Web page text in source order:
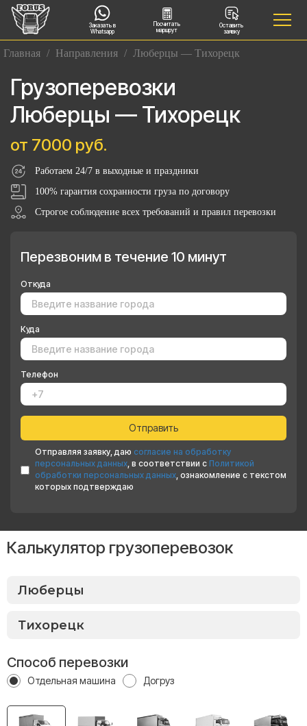
Заказать в
Whatsapp
Посчитать
маршрут
Оставить
заявку
Главная / Направления / Люберцы — Тихорецк
Грузоперевозки
Люберцы — Тихорецк
от 7000 руб.
Работаем 24/7 в выходные и праздники
100% гарантия сохранности груза по договору
Строгое соблюдение всех требований и правил перевозки
Перезвоним в течение 10 минут
Откуда
Куда
Телефон
Отправляя заявку, даю согласие на обработку
персональных данных, в соответствии с Политикой
обработки персональных данных, ознакомление с текстом
которых подтверждаю
Калькулятор грузоперевозок
Способ перевозки
Отдельная машина Догруз